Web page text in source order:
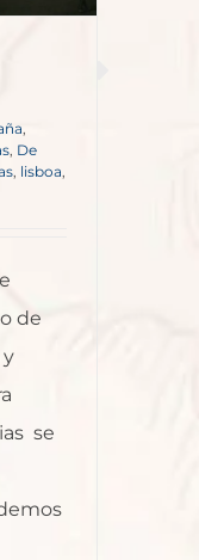
,
De
lisboa
de
se